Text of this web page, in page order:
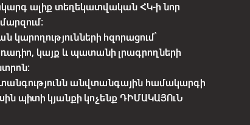
ալիք տեղեկատվական ՀԿ-ի նոր
հզորացում՝
ռադիո, կայք և պատանի լրագրողների
անվտանգային համակարգի
պիտի կյանքի կոչենք ԴԻՄԱԿԱՅՈւՆ